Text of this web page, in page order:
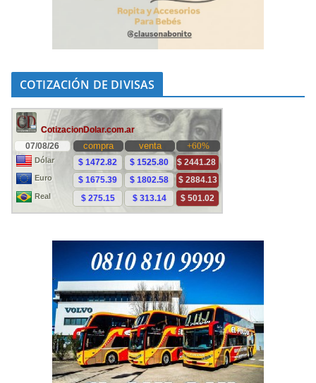
COTIZACIÓN DE DIVISAS